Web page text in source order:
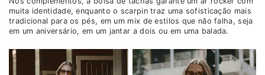
muita identidade, enquanto o scarpin traz uma sofisticação mais
tradicional para os pés, em um mix de estilos que não falha, seja
em um aniversário, em um jantar a dois ou em uma balada.